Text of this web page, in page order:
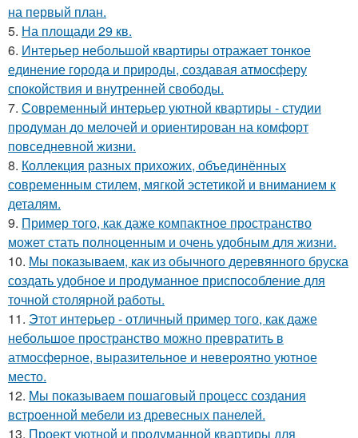
на первый план.
5. На площади 29 кв.
6. Интерьер небольшой квартиры отражает тонкое
единение города и природы, создавая атмосферу
спокойствия и внутренней свободы.
7. Современный интерьер уютной квартиры - студии
продуман до мелочей и ориентирован на комфорт
повседневной жизни.
8. Коллекция разных прихожих, объединённых
современным стилем, мягкой эстетикой и вниманием к
деталям.
9. Пример того, как даже компактное пространство
может стать полноценным и очень удобным для жизни.
10. Мы показываем, как из обычного деревянного бруска
создать удобное и продуманное приспособление для
точной столярной работы.
11. Этот интерьер - отличный пример того, как даже
небольшое пространство можно превратить в
атмосферное, выразительное и невероятно уютное
место.
12. Мы показываем пошаговый процесс создания
встроенной мебели из древесных панелей.
13. Проект уютной и продуманной квартиры для